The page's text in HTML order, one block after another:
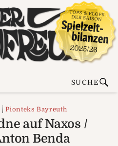
SUCHE
Pionteks Bayreuth
auf Naxos /
Benda